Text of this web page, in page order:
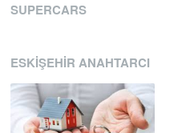
SUPERCARS
ESKIŞEHIR ANAHTARCI